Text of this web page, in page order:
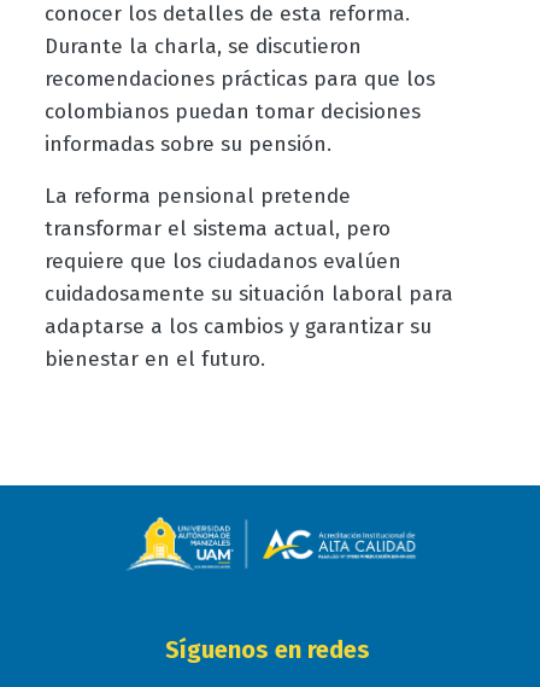
conocer los detalles de esta reforma.
Durante la charla, se discutieron
recomendaciones prácticas para que los
colombianos puedan tomar decisiones
informadas sobre su pensión.
La reforma pensional pretende
transformar el sistema actual, pero
requiere que los ciudadanos evalúen
cuidadosamente su situación laboral para
adaptarse a los cambios y garantizar su
bienestar en el futuro.
Síguenos en redes